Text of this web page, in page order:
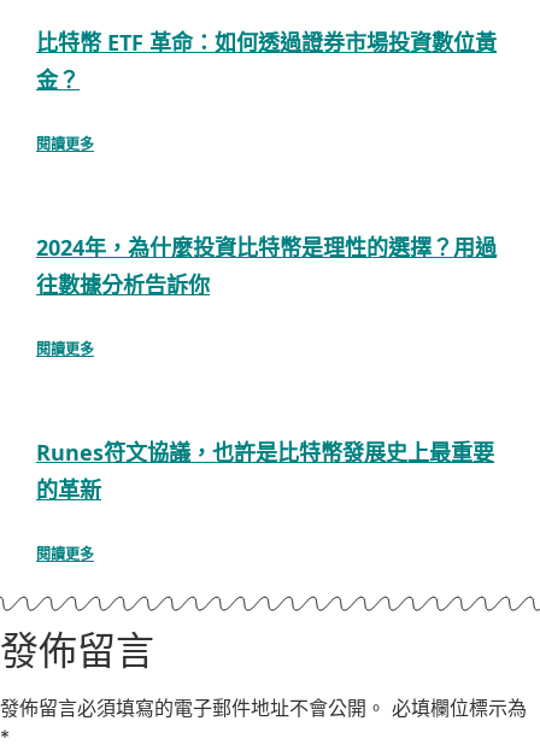
比特幣 ETF 革命：如何透過證券市場投資數位黃
金？
閱讀更多
2024年，為什麼投資比特幣是理性的選擇？用過
往數據分析告訴你
閱讀更多
Runes符文協議，也許是比特幣發展史上最重要
的革新
閱讀更多
發佈留言
發佈留言必須填寫的電子郵件地址不會公開。 必填欄位標示為
*